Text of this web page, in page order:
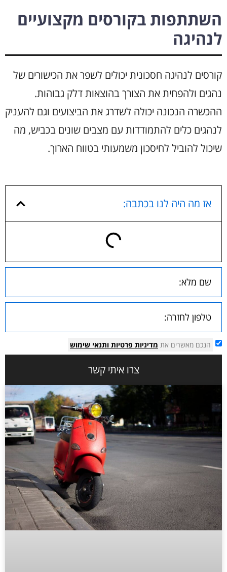
השתתפות בקורסים מקצועיים
לנהיגה
קורסים לנהיגה חסכונית יכולים לשפר את הכישורים של
נהגים ולהפחית את הצורך בהוצאות דלק גבוהות.
ההכשרה הנכונה יכולה לשדרג את הביצועים וגם להעניק
לנהגים כלים להתמודדות עם מצבים שונים בכביש, מה
שיכול להוביל לחיסכון משמעותי בטווח הארוך.
אז מה היה לנו בכתבה:
הנכם מאשרים את מדיניות פרטיות ותנאי שימוש
צרו איתי קשר